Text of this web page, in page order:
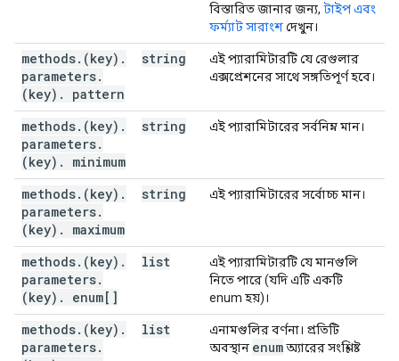
বিস্তারিত জানার জন্য, টাইপ এবং
ফর্ম্যাট সারাংশদেখুন।
methods. (key) .
parameters.
(key) . pattern
string
এই প্যারামিটারটি যে রেগুলার
এক্সপ্রেশনের সাথে সঙ্গতিপূর্ণ হবে।
methods. (key) .
parameters.
(key) . minimum
string এই প্যারামিটারের সর্বনিম্ন মান।
methods. (key) .
parameters.
(key) . maximum
string এই প্যারামিটারের সর্বোচ্চ মান।
methods. (key) .
parameters.
(key) . enum[]
list
এই প্যারামিটারটি যে মানগুলি
নিতে পারে (যদি এটি একটি
enum হয়)।
methods. (key) .
parameters.
list
এনামগুলির বর্ণনা। প্রতিটি
অবস্থান enumঅ্যারের সংশ্লিষ্ট